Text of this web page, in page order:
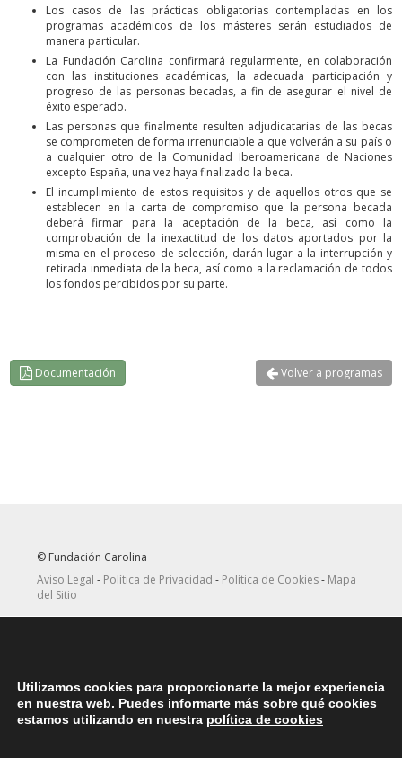
Los casos de las prácticas obligatorias contempladas en los
programas académicos de los másteres serán estudiados de
manera particular.
La Fundación Carolina confirmará regularmente, en colaboración
con las instituciones académicas, la adecuada participación y
progreso de las personas becadas, a fin de asegurar el nivel de
éxito esperado.
Las personas que finalmente resulten adjudicatarias de las becas
se comprometen de forma irrenunciable a que volverán a su país o
a cualquier otro de la Comunidad Iberoamericana de Naciones
excepto España, una vez haya finalizado la beca.
El incumplimiento de estos requisitos y de aquellos otros que se
establecen en la carta de compromiso que la persona becada
deberá firmar para la aceptación de la beca, así como la
comprobación de la inexactitud de los datos aportados por la
misma en el proceso de selección, darán lugar a la interrupción y
retirada inmediata de la beca, así como a la reclamación de todos
los fondos percibidos por su parte.
Documentación Volver a programas
© Fundación Carolina
Aviso Legal - Política de Privacidad - Política de Cookies- Mapa
del Sitio
ASOCIACIONES
Contacta con la asociación de exbecarios de tu paísaquí
Utilizamos cookies para proporcionarte la mejor experiencia
en nuestra web. Puedes informarte más sobre qué cookies
estamos utilizando en nuestra política de cookies